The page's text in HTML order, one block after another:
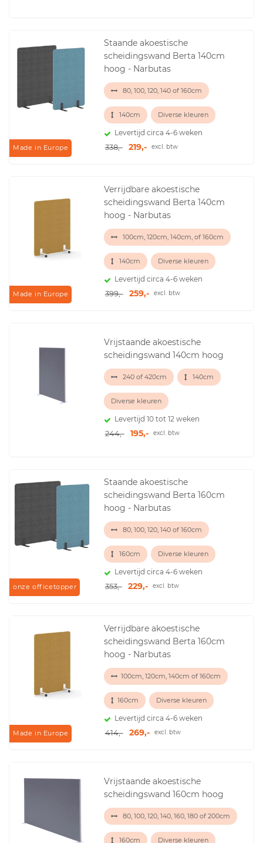
Made in Europe
Staande akoestische
scheidingswand Berta 140cm
hoog - Narbutas
80, 100, 120, 140 of 160cm
140cm Diverse kleuren
Levertijd circa 4-6 weken
338,- 219,- excl. btw
Made in Europe
Verrijdbare akoestische
scheidingswand Berta 140cm
hoog - Narbutas
100cm, 120cm, 140cm, of 160cm
140cm Diverse kleuren
Levertijd circa 4-6 weken
399,- 259,- excl. btw
Vrijstaande akoestische
scheidingswand 140cm hoog
240 of 420cm 140cm
Diverse kleuren
Levertijd 10 tot 12 weken
244,- 195,- excl. btw
onze officetopper
Staande akoestische
scheidingswand Berta 160cm
hoog - Narbutas
80, 100, 120, 140 of 160cm
160cm Diverse kleuren
Levertijd circa 4-6 weken
353,- 229,- excl. btw
Made in Europe
Verrijdbare akoestische
scheidingswand Berta 160cm
hoog - Narbutas
100cm, 120cm, 140cm of 160cm
160cm Diverse kleuren
Levertijd circa 4-6 weken
414,- 269,- excl. btw
Vrijstaande akoestische
scheidingswand 160cm hoog
80, 100, 120, 140, 160, 180 of 200cm
160cm Diverse kleuren